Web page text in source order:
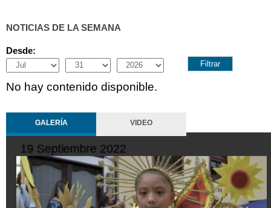
NOTICIAS DE LA SEMANA
Desde:
Month
Day Year
No hay contenido disponible.
GALERÍA VIDEO
10 Octubre 2022